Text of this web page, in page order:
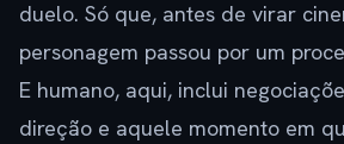
duelo. Só que, antes de virar
personagem passou por um
E humano, aqui, inclui
direção e aquele momento em